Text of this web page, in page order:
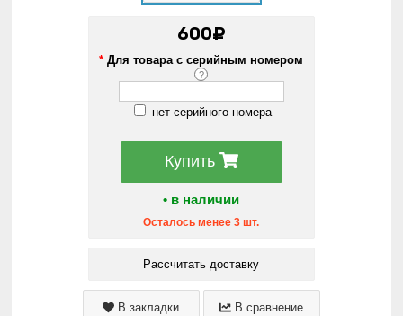
600₽
* Для товара с серийным номером
?
нет серийного номера
Купить
• в наличии
Осталось менее 3 шт.
Рассчитать доставку
В закладки В сравнение